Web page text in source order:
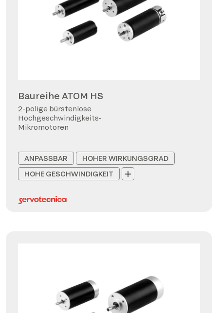
Baureihe ATOM HS
2-polige bürstenlose
Hochgeschwindigkeits-
Mikromotoren
ANPASSBAR
HOHER WIRKUNGSGRAD
HOHE GESCHWINDIGKEIT